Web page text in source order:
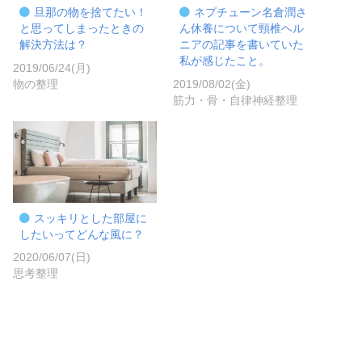
旦那の物を捨てたい！
と思ってしまったときの
解決方法は？
2019/06/24(月)
物の整理
ネプチューン名倉潤さ
ん休養について頸椎ヘル
ニアの記事を書いていた
私が感じたこと。
2019/08/02(金)
筋力・骨・自律神経整理
スッキリとした部屋に
したいってどんな風に？
2020/06/07(日)
思考整理